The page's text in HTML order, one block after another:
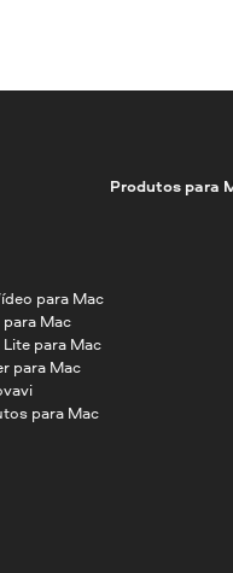
Produtos para
para Mac
Mac
para Mac
para Mac
para Mac